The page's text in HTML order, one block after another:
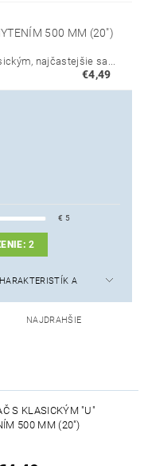
500 MM (20")
najčastejšie sa...
€4,49
€ 5
2
A
NAJDRAHŠIE
S KLASICKÝM "U"
500 MM (20")